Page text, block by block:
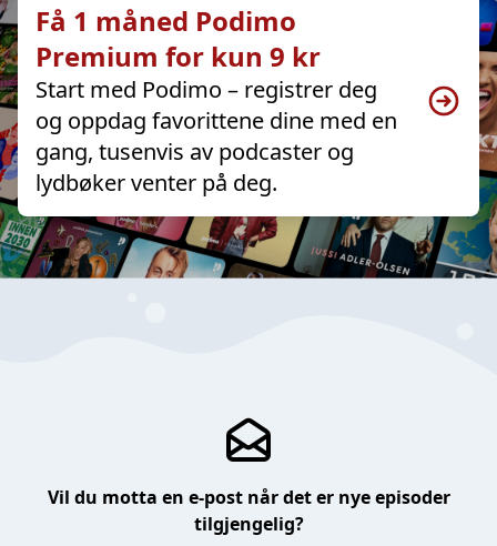
Få 1 måned Podimo
Premium for kun 9 kr
Start med Podimo – registrer deg
og oppdag favorittene dine med en
gang, tusenvis av podcaster og
lydbøker venter på deg.
Vil du motta en e-post når det er nye episoder
tilgjengelig?